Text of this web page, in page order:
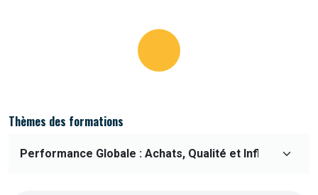
Thèmes des formations